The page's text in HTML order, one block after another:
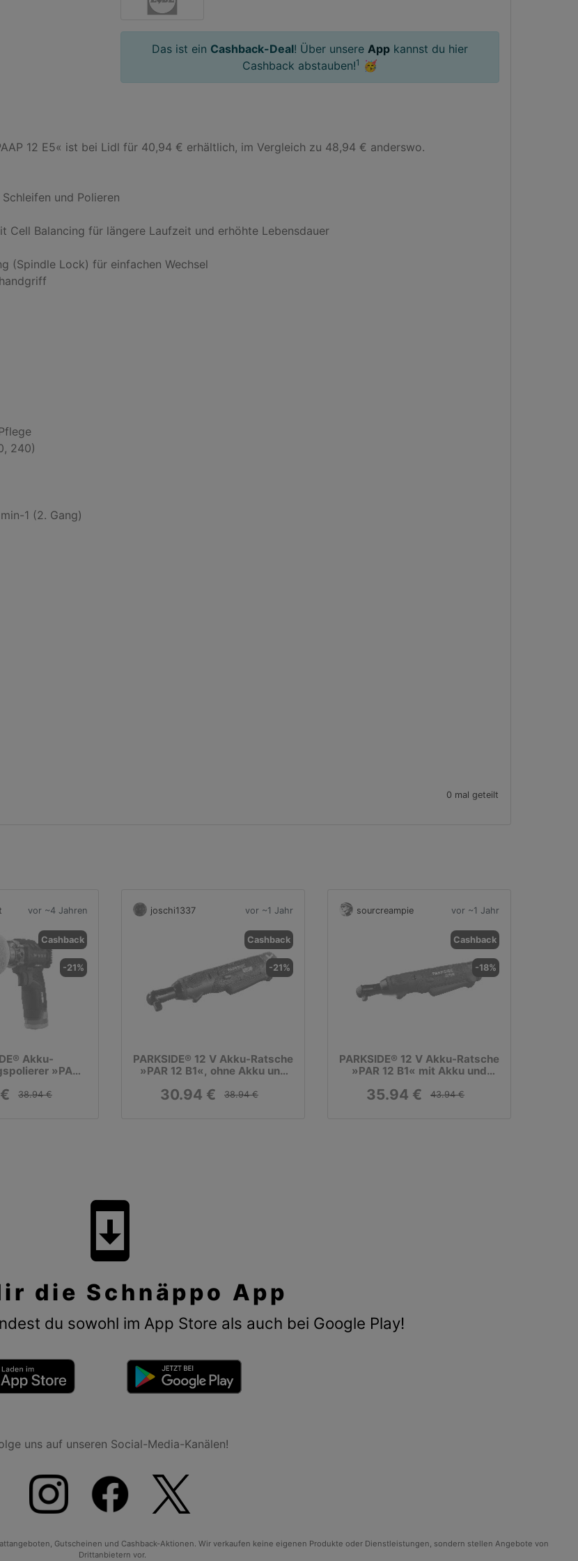
Das ist ein Cashback-Deal! Über unsere App kannst du hier
Cashback abstauben!1 🥳
12 E5« ist bei Lidl für 40,94 € erhältlich, im Vergleich zu 48,94 € anderswo.
und Polieren
Balancing für längere Laufzeit und erhöhte Lebensdauer
(Spindle Lock) für einfachen Wechsel
240)
1 (2. Gang)
0 mal geteilt
vor ~4 Jahren
Cashback
-21%
Akku-
»PAAP
38.94 €
joschi1337 vor ~1 Jahr
Cashback
-21%
PARKSIDE® 12 V Akku-Ratsche
»PAR 12 B1«, ohne Akku und
30.94 € 38.94 €
sourcreampie vor ~1 Jahr
Cashback
-18%
PARKSIDE® 12 V Akku-Ratsche
»PAR 12 B1« mit Akku und
35.94 € 43.94 €
system_update
die Schnäppo App
du sowohl im App Store als auch bei Google Play!
uns auf unseren Social-Media-Kanälen!
Gutscheinen und Cashback-Aktionen. Wir verkaufen keine eigenen Produkte oder Dienstleistungen, sondern stellen Angebote von
Drittanbietern vor.